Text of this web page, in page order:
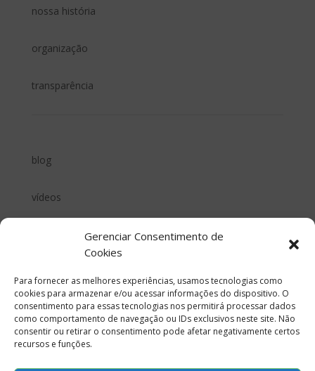
Gerenciar Consentimento de
Cookies
Para fornecer as melhores experiências, usamos tecnologias como
cookies para armazenar e/ou acessar informações do dispositivo. O
consentimento para essas tecnologias nos permitirá processar dados
como comportamento de navegação ou IDs exclusivos neste site. Não
consentir ou retirar o consentimento pode afetar negativamente certos
recursos e funções.
nossa história
organização
transparência
blog
vídeos
podcast sinergia